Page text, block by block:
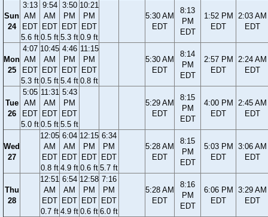
Sun
24
3:13
AM
EDT
5.6 ft
9:54
AM
EDT
0.5 ft
3:50
PM
EDT
5.3 ft
10:21
PM
EDT
0.9 ft
5:30 AM
EDT
8:13
PM
EDT
1:52 PM
EDT
2:03 AM
EDT
Mon
25
4:07
AM
EDT
5.3 ft
10:45
AM
EDT
0.5 ft
4:46
PM
EDT
5.4 ft
11:15
PM
EDT
0.8 ft
5:30 AM
EDT
8:14
PM
EDT
2:57 PM
EDT
2:24 AM
EDT
Tue
26
5:05
AM
EDT
5.0 ft
11:31
AM
EDT
0.5 ft
5:43
PM
EDT
5.5 ft
5:29 AM
EDT
8:15
PM
EDT
4:00 PM
EDT
2:45 AM
EDT
Wed
27
12:05
AM
EDT
0.8 ft
6:04
AM
EDT
4.9 ft
12:15
PM
EDT
0.6 ft
6:34
PM
EDT
5.7 ft
5:28 AM
EDT
8:15
PM
EDT
5:03 PM
EDT
3:06 AM
EDT
Thu
28
12:51
AM
EDT
0.7 ft
6:54
AM
EDT
4.9 ft
12:58
PM
EDT
0.6 ft
7:16
PM
EDT
6.0 ft
5:28 AM
EDT
8:16
PM
EDT
6:06 PM
EDT
3:29 AM
EDT